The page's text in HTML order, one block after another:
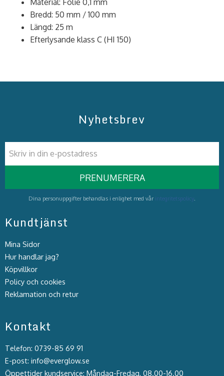
Bredd: 50 mm / 100 mm
Längd: 25 m
Efterlysande klass C (HI 150)
Nyhetsbrev
PRENUMERERA
Dina personuppgifter behandlas i enlighet med vår integritetspolicy.
Kundtjänst
Mina Sidor
Hur handlar jag?
Köpvillkor
Policy och cookies
Reklamation och retur
Kontakt
Telefon: 0739-85 69 91
E-post: info@everglow.se
Öppettider kundservice: Måndag-Fredag, 08.00-16.00